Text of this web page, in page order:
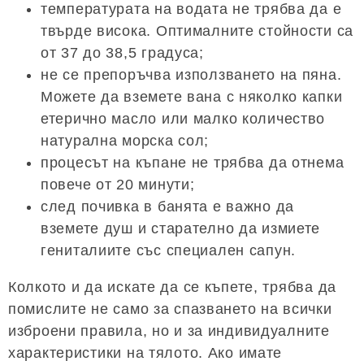
температурата на водата не трябва да е
твърде висока. Оптималните стойности са
от 37 до 38,5 градуса;
не се препоръчва използването на пяна.
Можете да вземете вана с няколко капки
етерично масло или малко количество
натурална морска сол;
процесът на къпане не трябва да отнема
повече от 20 минути;
след почивка в банята е важно да
вземете душ и старателно да измиете
гениталиите със специален сапун.
Колкото и да искате да се къпете, трябва да
помислите не само за спазването на всички
изброени правила, но и за индивидуалните
характеристики на тялото. Ако имате